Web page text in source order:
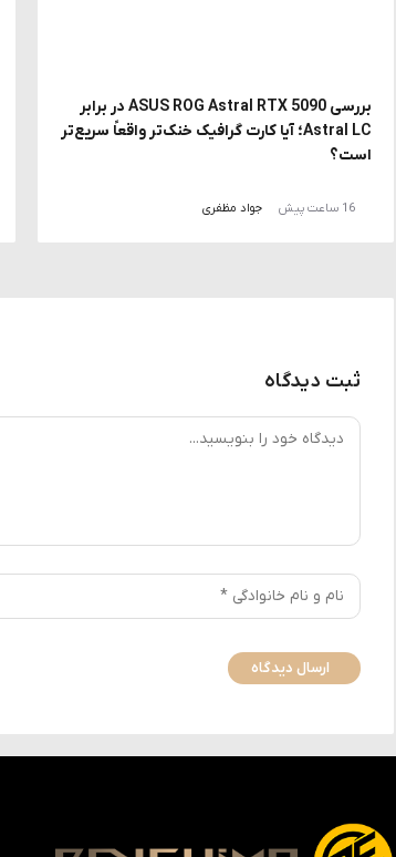
بررسی ASUS ROG Astral RTX 5090 در برابر
Astral LC؛ آیا کارت گرافیک خنک‌تر واقعاً سریع‌تر
است؟
16 ساعت پیش جواد مظفری
ثبت دیدگاه